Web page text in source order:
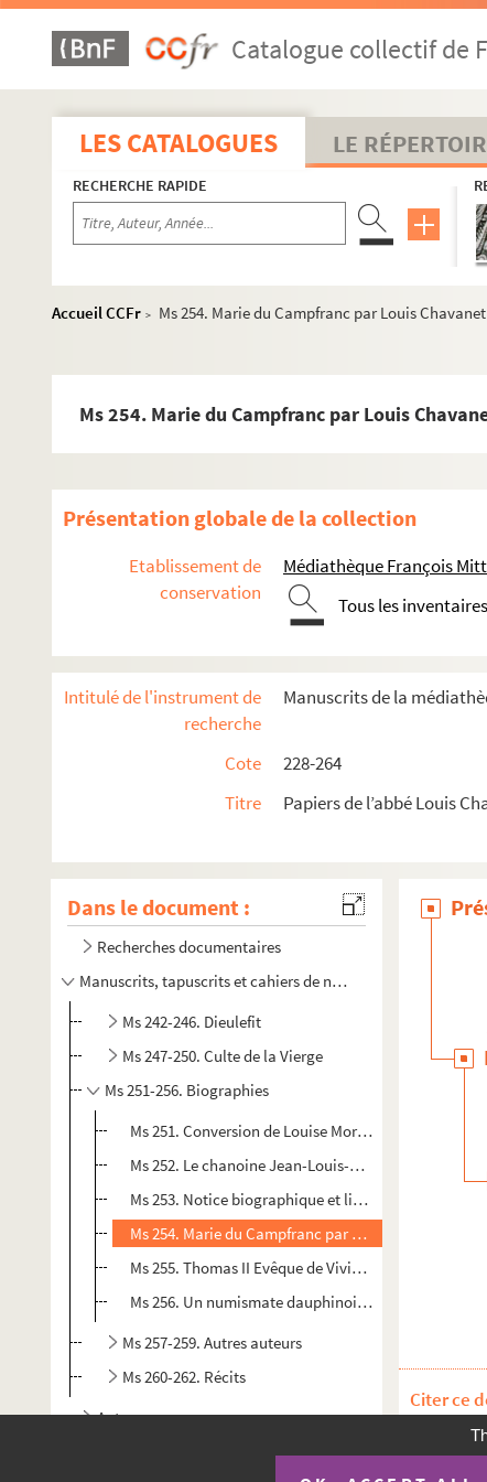
Catalogue collectif de
LES CATALOGUES LE
RECHERCHE RAPIDE
Accueil CCFr >
Ms 254. Marie du Campfranc par Louis Chavanet
Ms 254. Marie du Campfranc par Louis
Présentation globale de la collection
Etablissement de
conservation
Médiathèque François
Tous les inventaires
Intitulé de l'instrument de
recherche
Manuscrits de la
Cote
228-264
Titre
Papiers de l’abbé Louis
Dans le document :
Recherches documentaires
Manuscrits, tapuscrits et cahiers de notes
Ms 242-246. Dieulefit
Ms 247-250. Culte de la Vierge
Ms 251-256. Biographies
Ms 251. Conversion de Louise Morin de Dieulefit
Ms 252. Le chanoine Jean-Louis-Alexis Fillet, notes
Ms 253. Notice biographique et littéraire sur Achille
Ms 254. Marie du Campfranc par Louis Chavanet
Ms 255. Thomas II Evêque de Viviers et la carta vetus,
Ms 256. Un numismate dauphinois au XVIIIe siècle,
Ms 257-259. Autres auteurs
Ms 260-262. Récits
Autres
Citer ce